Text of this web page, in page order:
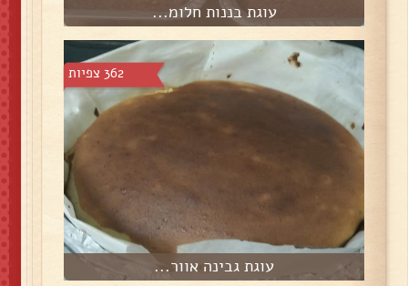
עוגת בננות חלומ...
362 צפיות
עוגת גבינה אוור...